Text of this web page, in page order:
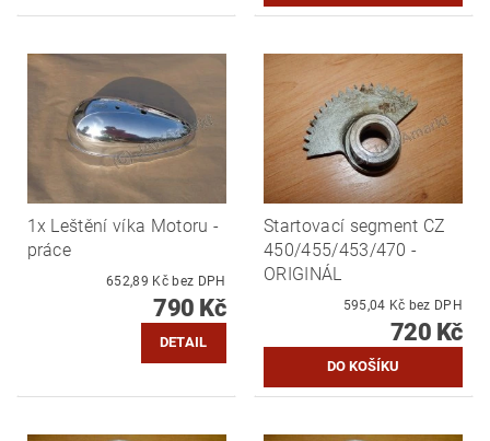
1x Leštění víka Motoru -
práce
652,89 Kč bez DPH
790 Kč
DETAIL
Startovací segment CZ
450/455/453/470 -
ORIGINÁL
595,04 Kč bez DPH
720 Kč